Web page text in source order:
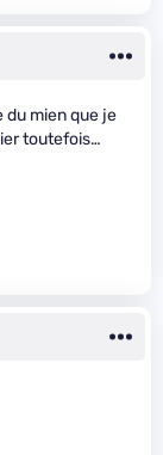
du mien que je
toutefois…